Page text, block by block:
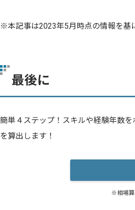
※本記事は2023年5月時点の情報を基
最後に
簡単４ステップ！スキルや経験年数
を算出します！
※相場算